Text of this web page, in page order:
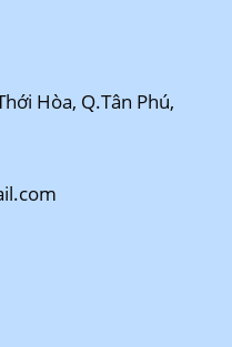
Hòa, Q.Tân Phú,